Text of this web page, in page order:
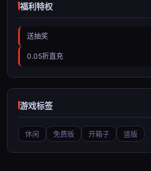
福利特权
送抽奖
0.05折直充
游戏标签
休闲 免费版 开箱子 竖版